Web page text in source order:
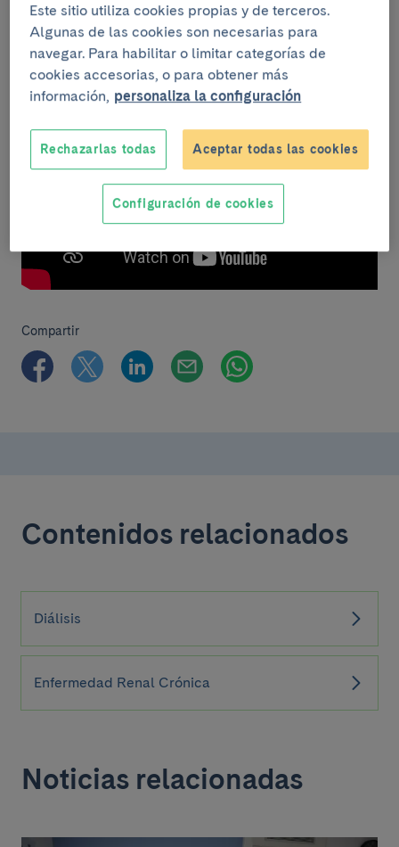
Órbita Clínico. Por un Clínic inteligente, sostenible,
cercano y pionero.
Compartir
Contenidos relacionados
Diálisis
Enfermedad Renal Crónica
Noticias relacionadas
Este sitio utiliza cookies propias y de terceros.
Algunas de las cookies son necesarias para
navegar. Para habilitar o limitar categorías de
cookies accesorias, o para obtener más
información, personaliza la configuración
Rechazarlas todas Aceptar todas las cookies
Configuración de cookies